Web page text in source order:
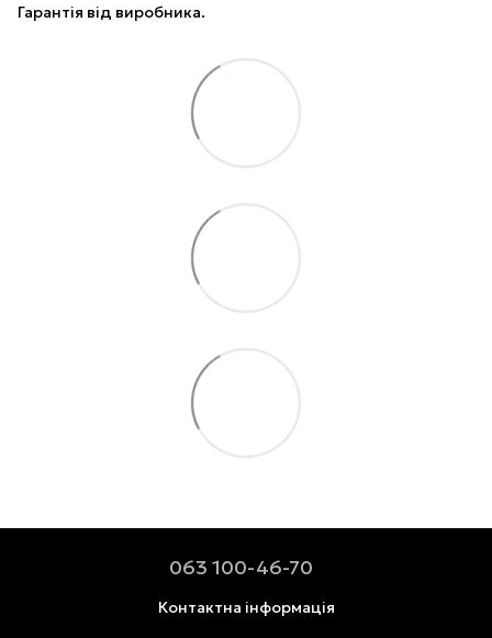
Гарантія від виробника.
063 100-46-70
Контактна інформація